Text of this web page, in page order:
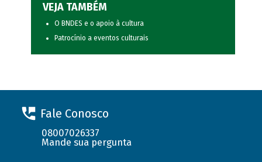
VEJA TAMBÉM
O BNDES e o apoio à cultura
Patrocínio a eventos culturais
Fale Conosco
08007026337
Mande sua pergunta